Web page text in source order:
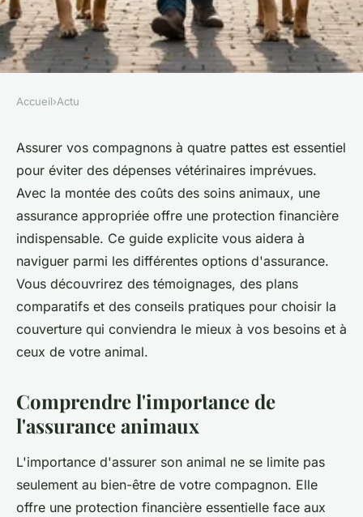
Assurance animaux : la
sécurité financière pour vos
compagnons
admin•17 mars 2025•4 min de lecture
Accueil›Actu
Assurer vos compagnons à quatre pattes est essentiel
pour éviter des dépenses vétérinaires imprévues.
Avec la montée des coûts des soins animaux, une
assurance appropriée offre une protection financière
indispensable. Ce guide explicite vous aidera à
naviguer parmi les différentes options d'assurance.
Vous découvrirez des témoignages, des plans
comparatifs et des conseils pratiques pour choisir la
couverture qui conviendra le mieux à vos besoins et à
ceux de votre animal.
Comprendre l'importance de
l'assurance animaux
L'importance d'assurer son animal ne se limite pas
seulement au bien-être de votre compagnon. Elle
offre une protection financière essentielle face aux